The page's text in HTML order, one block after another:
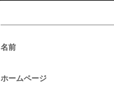
名前
ホームページ